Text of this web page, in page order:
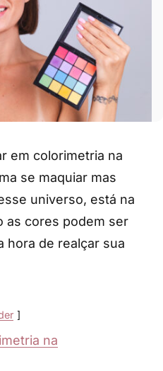
em colorimetria na
se maquiar mas
universo, está na
as cores podem ser
hora de realçar sua
na